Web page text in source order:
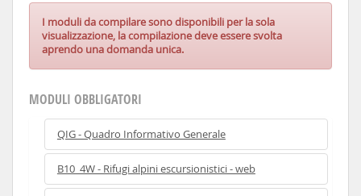
I moduli da compilare sono disponibili per la sola
visualizzazione, la compilazione deve essere svolta
aprendo una domanda unica.
MODULI OBBLIGATORI
QIG - Quadro Informativo Generale
B10_4W - Rifugi alpini escursionistici - web